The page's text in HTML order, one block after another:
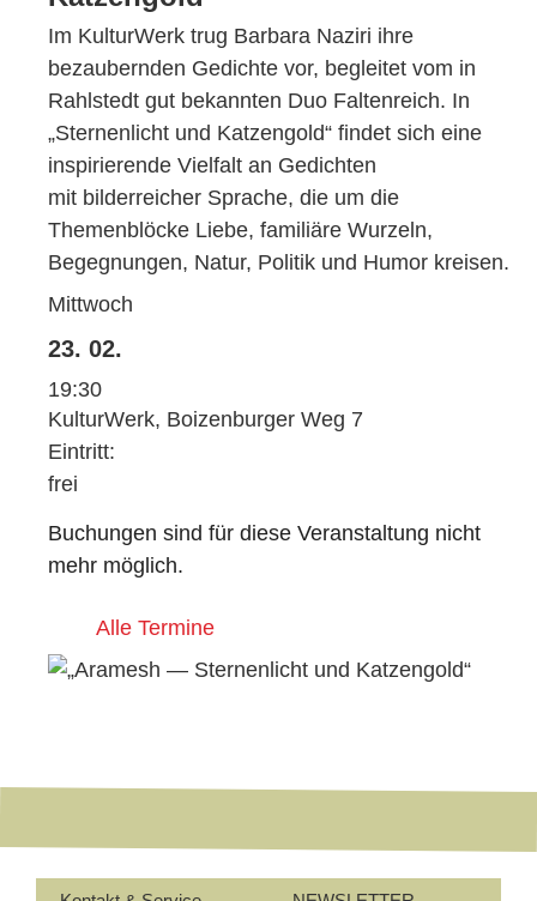
Im KulturWerk trug Barbara Naziri ihre
bezaubernden Gedichte vor, begleitet vom in
Rahlstedt gut bekannten Duo Faltenreich. In
„Sternenlicht und Katzengold“ findet sich eine
inspirierende Vielfalt an Gedichten
mit bilderreicher Sprache, die um die
Themenblöcke Liebe, familiäre Wurzeln,
Begegnungen, Natur, Politik und Humor kreisen.
Mittwoch
23. 02.
19:30
KulturWerk, Boizenburger Weg 7
Eintritt:
frei
Buchungen sind für diese Veranstaltung nicht
mehr möglich.
Alle Termine